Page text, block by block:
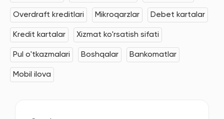
Overdraft kreditlari Mikroqarzlar Debet kartalar
Kredit kartalar Xizmat ko'rsatish sifati
Pul o'tkazmalari Boshqalar Bankomatlar
Mobil ilova